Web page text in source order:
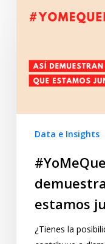
Data e Insights
estamos
¿Tienes la